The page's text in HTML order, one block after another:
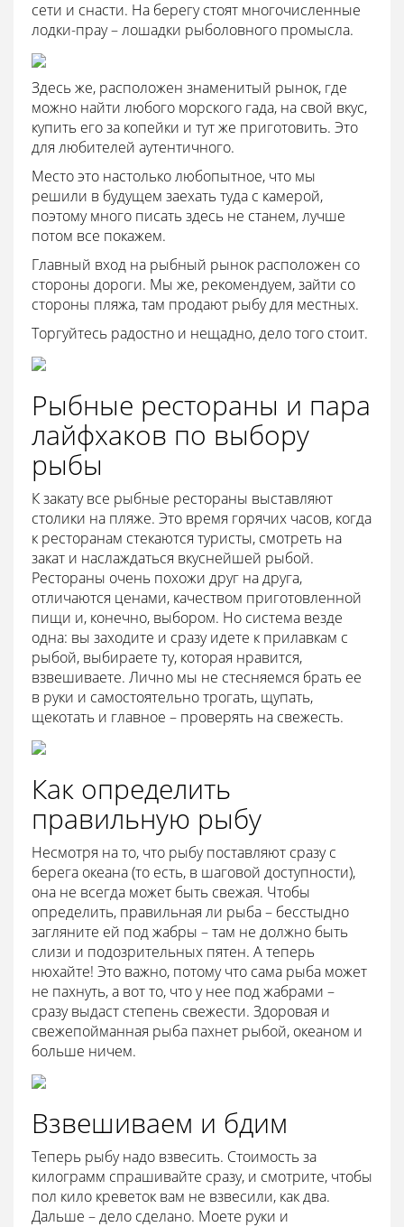
сети и снасти. На берегу стоят многочисленные
лодки-прау – лошадки рыболовного промысла.
Здесь же, расположен знаменитый рынок, где
можно найти любого морского гада, на свой вкус,
купить его за копейки и тут же приготовить. Это
для любителей аутентичного.
Место это настолько любопытное, что мы
решили в будущем заехать туда с камерой,
поэтому много писать здесь не станем, лучше
потом все покажем.
Главный вход на рыбный рынок расположен со
стороны дороги. Мы же, рекомендуем, зайти со
стороны пляжа, там продают рыбу для местных.
Торгуйтесь радостно и нещадно, дело того стоит.
Рыбные рестораны и пара
лайфхаков по выбору
рыбы
К закату все рыбные рестораны выставляют
столики на пляже. Это время горячих часов, когда
к ресторанам стекаются туристы, смотреть на
закат и наслаждаться вкуснейшей рыбой.
Рестораны очень похожи друг на друга,
отличаются ценами, качеством приготовленной
пищи и, конечно, выбором. Но система везде
одна: вы заходите и сразу идете к прилавкам с
рыбой, выбираете ту, которая нравится,
взвешиваете. Лично мы не стесняемся брать ее
в руки и самостоятельно трогать, щупать,
щекотать и главное – проверять на свежесть.
Как определить
правильную рыбу
Несмотря на то, что рыбу поставляют сразу с
берега океана (то есть, в шаговой доступности),
она не всегда может быть свежая. Чтобы
определить, правильная ли рыба – бесстыдно
загляните ей под жабры – там не должно быть
слизи и подозрительных пятен. А теперь
нюхайте! Это важно, потому что сама рыба может
не пахнуть, а вот то, что у нее под жабрами –
сразу выдаст степень свежести. Здоровая и
свежепойманная рыба пахнет рыбой, океаном и
больше ничем.
Взвешиваем и бдим
Теперь рыбу надо взвесить. Стоимость за
килограмм спрашивайте сразу, и смотрите, чтобы
пол кило креветок вам не взвесили, как два.
Дальше – дело сделано. Моете руки и